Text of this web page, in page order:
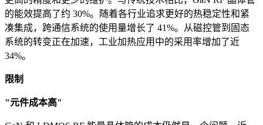
的能效提高了约 30%。随着各行业追求更好的热稳定性和紧
凑集成，跨通信系统的使用量增长了 41%。从磁控管到固态
系统的转变正在加速，工业加热应用中的采用率增加了近
34%。
限制
"元件成本高"